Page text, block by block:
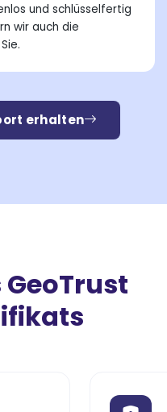
und schlüsselfertig
wir auch die
erhalten